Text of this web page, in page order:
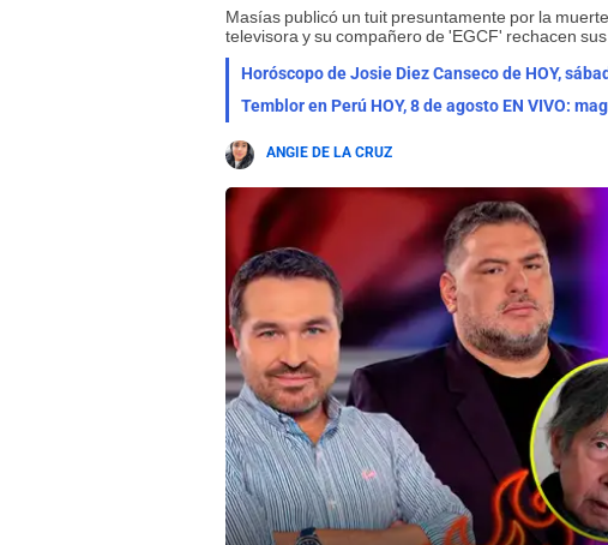
Masías publicó un tuit presuntamente por la
televisora y su compañero de 'EGCF' rechacen
Temblor en Perú HOY, 8 de agosto EN VIVO:
ANGIE DE LA CRUZ